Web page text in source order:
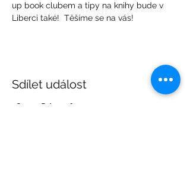
up book clubem a tipy na knihy bude v
Liberci také!  Těšíme se na vás!
Sdílet událost